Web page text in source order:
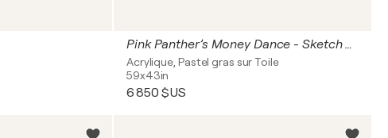
Pink Panther’s Money Dance - Sketch series
Acrylique, Pastel gras sur Toile
59x43in
6 850 $US